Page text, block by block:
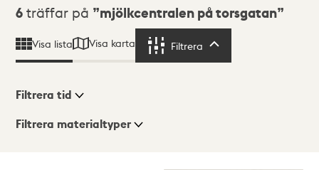
Sökresultat
6 träffar på mjölkcentralen på torsgatan
Visa lista Visa karta Filtrera
Visningsläge
Filtrera tid
Filtrera materialtyper